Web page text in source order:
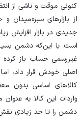
کنونی موقت و ناشی از
از بازار‌های
جدیدی در بازار افزایش
است. با این‌که دشمن
غیررسمی حساب باز کرده
اصلی خودش قرار داد،
کالا‌های اساسی بدون
واردات این کالا به
دشمن را تا حد زیادی